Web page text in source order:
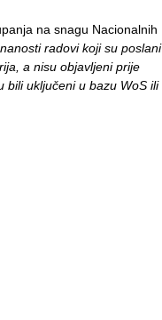
na snagu Nacionalnih
radovi koji su poslani
a nisu objavljeni prije
bili uključeni u bazu WoS ili